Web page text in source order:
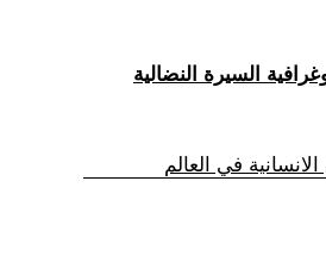
السيرة النضالية
في العالم